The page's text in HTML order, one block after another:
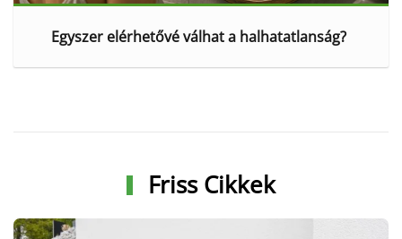
Egyszer elérhetővé válhat a halhatatlanság?
Friss Cikkek